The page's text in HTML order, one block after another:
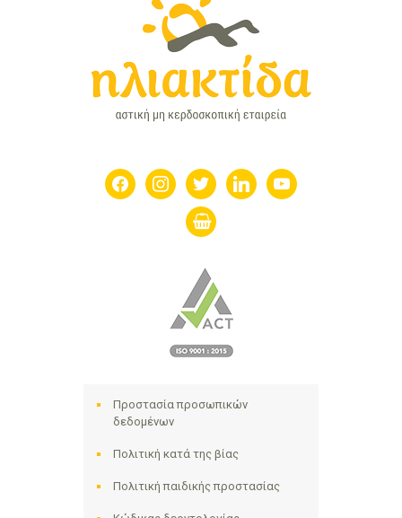
facebookinstagramtwitter linkedin youtube
shopping-
basket
Προστασία προσωπικών
δεδομένων
Πολιτική κατά της βίας
Πολιτική παιδικής προστασίας